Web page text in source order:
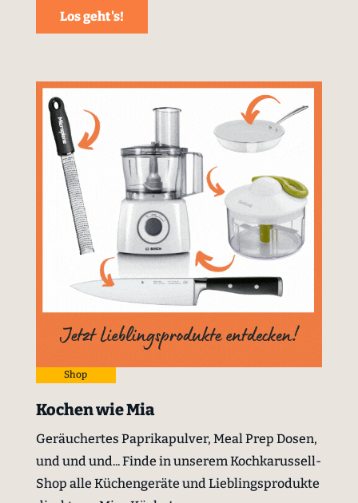
Los geht's!
Shop
Kochen wie Mia
Geräuchertes Paprikapulver, Meal Prep Dosen,
und und und... Finde in unserem Kochkarussell-
Shop alle Küchengeräte und Lieblingsprodukte